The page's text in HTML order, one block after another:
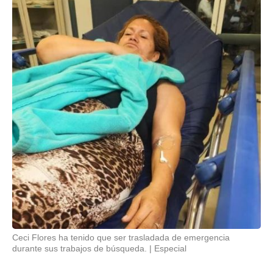
Ceci Flores ha tenido que ser trasladada de emergencia
durante sus trabajos de búsqueda.
Especial